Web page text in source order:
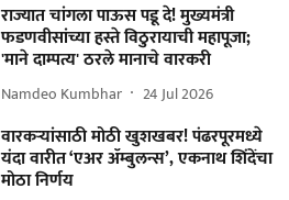
राज्यात चांगला पाऊस पडू दे! मुख्यमंत्री
फडणवीसांच्या हस्ते विठुरायाची महापूजा;
'माने दाम्पत्य' ठरले मानाचे वारकरी
Namdeo Kumbhar 24 Jul 2026
वारकऱ्यांसाठी मोठी खुशखबर! पंढरपूरमध्ये
यंदा वारीत ‘एअर ॲम्बुलन्स’, एकनाथ शिंदेंचा
मोठा निर्णय